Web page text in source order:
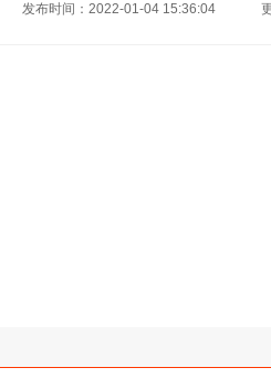
发布时间：2022-01-04 15:36:04